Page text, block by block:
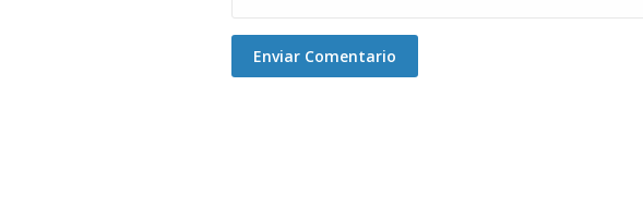
Enviar Comentario